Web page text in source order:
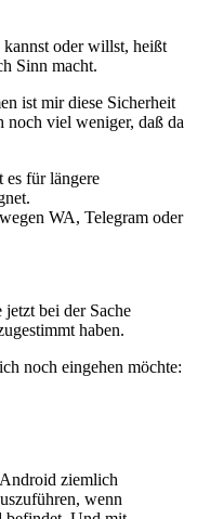
oder willst, heißt
Sinn macht.
ist mir diese Sicherheit
viel weniger, daß da
es für längere
WA, Telegram oder
bei der Sache
haben.
noch eingehen möchte:
ziemlich
wenn